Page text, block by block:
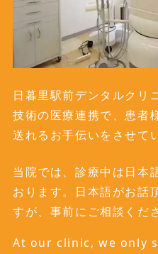
日暮里駅前デンタルクリ
技術の医療連携で、患者
送れるお手伝いをさせて
当院では、診療中は日本
おります。日本語がお話
すが、事前にご相談くだ
At our clinic, we only